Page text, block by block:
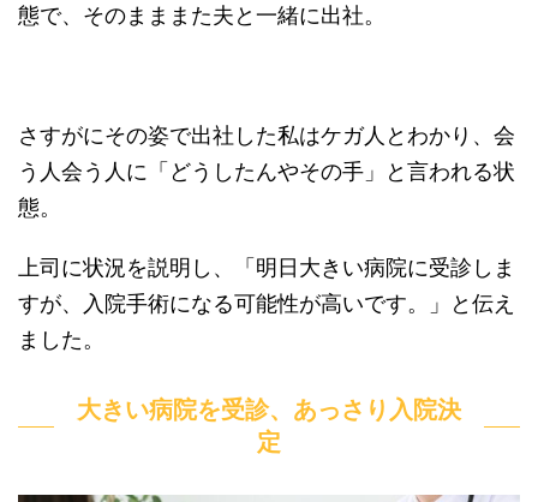
態で、そのまままた夫と一緒に出社。
さすがにその姿で出社した私はケガ人とわかり、会
う人会う人に「どうしたんやその手」と言われる状
態。
上司に状況を説明し、「明日大きい病院に受診しま
すが、入院手術になる可能性が高いです。」と伝え
ました。
大きい病院を受診、あっさり入院決
定